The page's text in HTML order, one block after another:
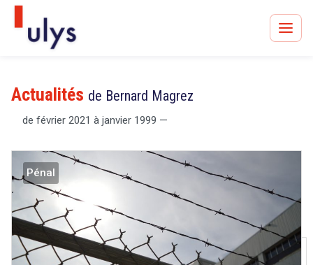
Avocats à Paris & Bruxelles
Un procès en vue ?
Actualités de Bernard Magrez
de février 2021 à janvier 1999 —
Pénal